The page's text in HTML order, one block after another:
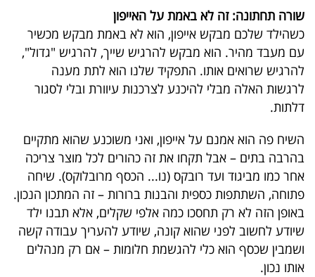
שורה תחתונה: זה לא באמת על האייפון
כשהילד שלכם מבקש אייפון, הוא לא באמת מבקש מכשיר
עם מעבד מהיר. הוא מבקש להרגיש שייך, להרגיש "גדול",
להרגיש שרואים אותו. התפקיד שלנו הוא לתת מענה
לרגשות האלה מבלי להיכנע לצרכנות עיוורת ובלי לסגור
דלתות.
השיח פה הוא אמנם על אייפון, ואני משוכנע שהוא מתקיים
בהרבה בתים – אבל תקחו את זה כהורים לכל מוצר צריכה
אחר כמו מביגוד ועד רובקס (נו... הכסף מרובלוקס). שיחה
פתוחה, השתתפות כספית והבנות ברורות – זה המתכון הנכון.
באופן הזה לא רק תחסכו כמה אלפי שקלים, אלא תבנו ילד
שיודע לחשוב לפני שהוא קונה, שיודע להעריך עבודה קשה
ושמבין שכסף הוא כלי להגשמת חלומות – אם רק מנהלים
אותו נכון.